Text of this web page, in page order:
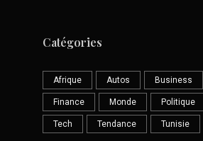
Catégories
Afrique Autos Business
Finance Monde Politique
Tech Tendance Tunisie